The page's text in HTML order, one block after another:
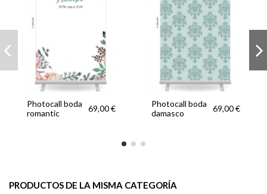
Photocall boda
romantic
69,00 €
Photocall boda
damasco
69,00 €
PRODUCTOS DE LA MISMA CATEGORÍA